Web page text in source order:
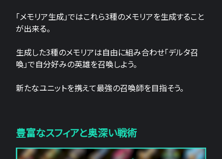
「メモリア生成」ではこれら3種のメモリアを生成すること
が出来る。
生成した3種のメモリアは自由に組み合わせ「デルタ召
喚」で自分好みの英雄を召喚しよう。
新たなユニットを携えて最強の召喚師を目指そう。
豊富なスフィアと奥深い戦術